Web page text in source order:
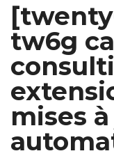
tw6g
mises